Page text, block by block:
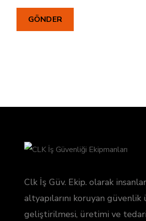
Clk İş Güv. Ekip. olarak
altyapılarını koruyan
geliştirilmesi, üretimi ve